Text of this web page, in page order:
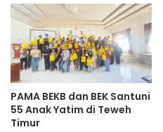
PAMA BEKB dan BEK Santuni
55 Anak Yatim di Teweh
Timur